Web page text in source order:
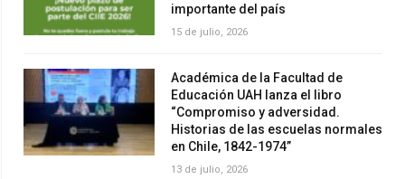
importante del país
15 de julio, 2026
Académica de la Facultad de
Educación UAH lanza el libro
“Compromiso y adversidad.
Historias de las escuelas normales
en Chile, 1842-1974”
13 de julio, 2026